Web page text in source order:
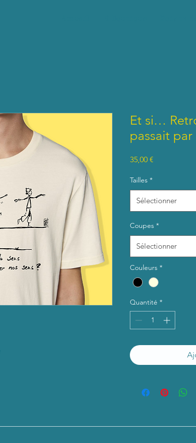
Et si…
passait par
35,00 €
Tailles *
Sélectionner
Coupes *
Sélectionner
Couleurs *
Quantité *